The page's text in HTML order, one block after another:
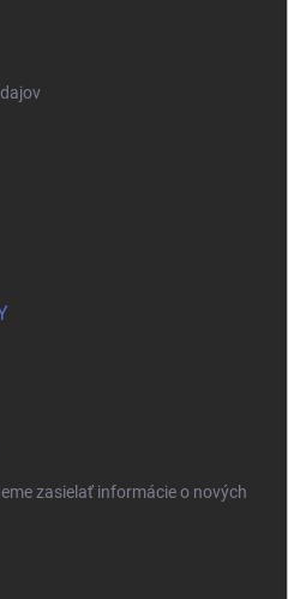
zasielať informácie o nových